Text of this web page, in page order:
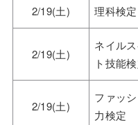
2/19(土) 理科検定
2/19(土)
ネイル
ト技能
2/19(土)
ファッ
力検定